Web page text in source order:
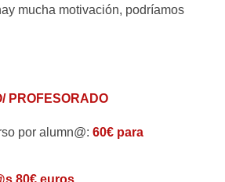
mucha motivación, podríamos
PROFESORADO
por alumn@: 60€ para